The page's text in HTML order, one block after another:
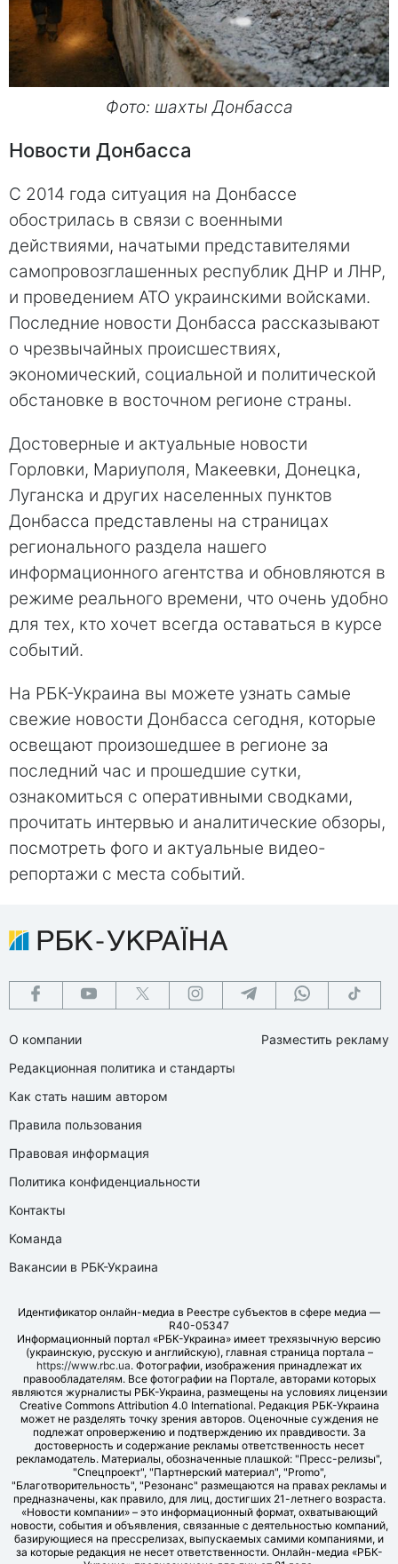
Фото: шахты Донбасса
Новости Донбасса
С 2014 года ситуация на Донбассе
обострилась в связи с военными
действиями, начатыми представителями
самопровозглашенных республик ДНР и ЛНР,
и проведением АТО украинскими войсками.
Последние новости Донбасса рассказывают
о чрезвычайных происшествиях,
экономический, социальной и политической
обстановке в восточном регионе страны.
Достоверные и актуальные новости
Горловки, Мариуполя, Макеевки, Донецка,
Луганска и других населенных пунктов
Донбасса представлены на страницах
регионального раздела нашего
информационного агентства и обновляются в
режиме реального времени, что очень удобно
для тех, кто хочет всегда оставаться в курсе
событий.
На РБК-Украина вы можете узнать самые
свежие новости Донбасса сегодня, которые
освещают произошедшее в регионе за
последний час и прошедшие сутки,
ознакомиться с оперативными сводками,
прочитать интервью и аналитические обзоры,
посмотреть фого и актуальные видео-
репортажи с места событий.
О компании
Редакционная политика и стандарты
Как стать нашим автором
Правила пользования
Правовая информация
Политика конфиденциальности
Контакты
Команда
Вакансии в РБК-Украина
Разместить рекламу
Идентификатор онлайн-медиа в Реестре субъектов в сфере медиа —
R40-05347
Информационный портал «РБК-Украина» имеет трехязычную версию
(украинскую, русскую и английскую), главная страница портала –
https://www.rbc.ua. Фотографии, изображения принадлежат их
правообладателям. Все фотографии на Портале, авторами которых
являются журналисты РБК-Украина, размещены на условиях лицензии
Creative Commons Attribution 4.0 International. Редакция РБК-Украина
может не разделять точку зрения авторов. Оценочные суждения не
подлежат опровержению и подтверждению их правдивости. За
достоверность и содержание рекламы ответственность несет
рекламодатель. Материалы, обозначенные плашкой: "Пресс-релизы",
"Спецпроект", "Партнерский материал", "Promo",
"Благотворительность", "Резонанс" размещаются на правах рекламы и
предназначены, как правило, для лиц, достигших 21-летнего возраста.
«Новости компании» – это информационный формат, охватывающий
новости, события и объявления, связанные с деятельностью компаний,
базирующиеся на прессрелизах, выпускаемых самими компаниями, и
за которые редакция не несет ответственности. Онлайн-медиа «РБК-